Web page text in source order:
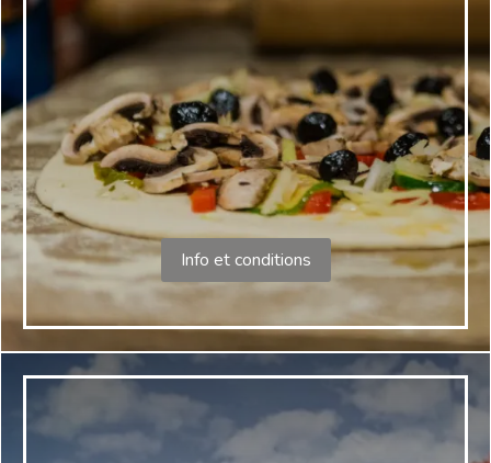
Info et conditions